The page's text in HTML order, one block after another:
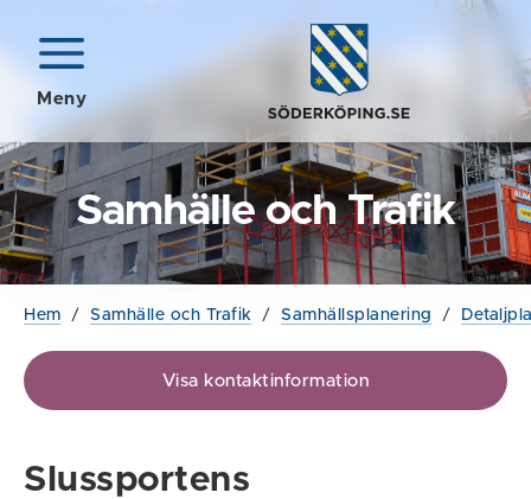
Meny
Samhälle och Trafik
Hem / Samhälle och Trafik / Samhällsplanering /
Visa kontaktinformation
Slussportens